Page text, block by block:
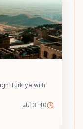
Türkiye with
3-40 أيام